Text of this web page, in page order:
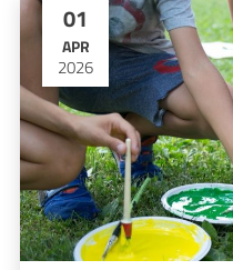
01
APR
2026